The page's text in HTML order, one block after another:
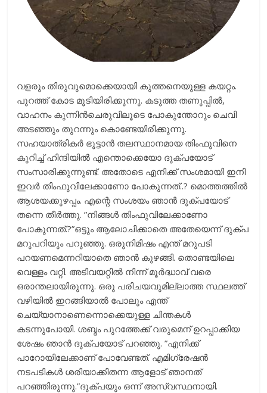
വളരും തിരുവുമൊക്കെയായി കുത്തനെയുള്ള കയറ്റം.
പുറത്ത് കോട മൂടിയിരിക്കുന്നു. കടുത്ത തണുപ്പില്‍,
വാഹനം കുന്നിന്‍ചെരുവിലൂടെ പോകുന്തോറും ചെവി
അടഞ്ഞും തുറന്നും കൊണ്ടേയിരിക്കുന്നു.
സഹയാത്രികര്‍ ഭൂട്ടാന്‍ തലസ്ഥാനമായ തിംഫുവിനെ
കുറിച്ച് ഹിന്ദിയില്‍ എന്തൊക്കെയോ ദുക്പയോട്
സംസാരിക്കുന്നുണ്ട്. അതോടെ എനിക്ക് സംശമായി ഇനി
ഇവര്‍ തിംഫുവിലേക്കാണോ പോകുന്നത്..? മൊത്തത്തില്‍
ആശയക്കുഴപ്പം. എന്റെ സംശയം ഞാന്‍ ദുക്പയോട്
തന്നെ തീര്‍ത്തു. ”നിങ്ങള്‍ തിംഫുവിലേക്കാണോ
പോകുന്നത്.?”ഒട്ടും ആലോചിക്കാതെ അതേയെന്ന് ദുക്പ
മറുപറിയും പറുഞ്ഞു. ഒരുനിമിഷം എന്ത് മറുപടി
പറയണമെന്നറിയാതെ ഞാന്‍ കുഴങ്ങി. തൊണ്ടയിലെ
വെള്ളം വറ്റി. അടിവയറ്റില്‍ നിന്ന് മൂര്‍ദ്ധാവ് വരെ
ഒരാന്തലായിരുന്നു. ഒരു പരിചയവുമില്ലാത്ത സ്ഥലത്ത്
വഴിയില്‍ ഇറങ്ങിയാല്‍ പോലും എന്ത്
ചെയ്യാനാണെന്നൊക്കെയുള്ള ചിന്തകള്‍
കടന്നുപോയി. ശബ്ദം പുറത്തേക്ക് വരുമെന് ഉറപ്പാക്കിയ
ശേഷം ഞാന്‍ ദുക്പയോട് പറഞ്ഞു. ”എനിക്ക്
പാറോയിലേക്കാണ് പോവേണ്ടത്. എമിഗ്രേഷന്‍
നടപടികള്‍ ശരിയാക്കിതന്ന ആളോട് ഞാനത്
പറഞ്ഞിരുന്നു.”ദുക്പയും ഒന്ന് അസ്വസ്ഥനായി.